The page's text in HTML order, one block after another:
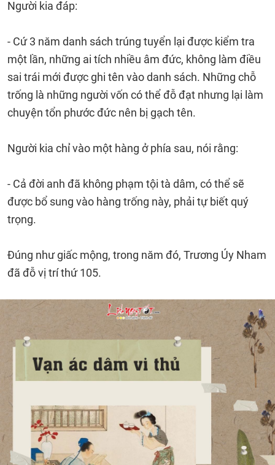
Người kia đáp:
- Cứ 3 năm danh sách trúng tuyển lại được kiểm tra
một lần, những ai tích nhiều âm đức, không làm điều
sai trái mới được ghi tên vào danh sách. Những chỗ
trống là những người vốn có thể đỗ đạt nhưng lại làm
chuyện tổn phước đức nên bị gạch tên.
Người kia chỉ vào một hàng ở phía sau, nói rằng:
- Cả đời anh đã không phạm tội tà dâm, có thể sẽ
được bổ sung vào hàng trống này, phải tự biết quý
trọng.
Đúng như giấc mộng, trong năm đó, Trương Úy Nham
đã đỗ vị trí thứ 105.